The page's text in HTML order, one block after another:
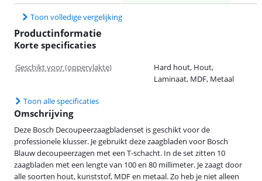
Toon volledige vergelijking
Productinformatie
Korte specificaties
Geschikt voor (oppervlakte)
Hard hout, Hout,
Laminaat, MDF, Metaal
Toon alle specificaties
Omschrijving
Deze Bosch Decoupeerzaagbladenset is geschikt voor de
professionele klusser. Je gebruikt deze zaagbladen voor Bosch
Blauw decoupeerzagen met een T-schacht. In de set zitten 10
zaagbladen met een lengte van 100 en 80 millimeter. Je zaagt door
alle soorten hout, kunststof, MDF en metaal. Zo heb je niet alleen